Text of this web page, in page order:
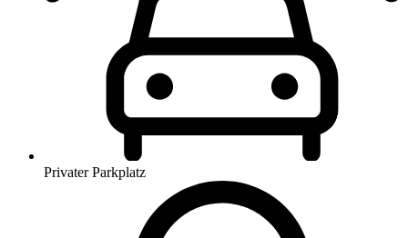
Privater Parkplatz